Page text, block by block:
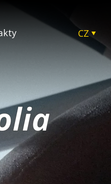
CZ
EN
HU
PL